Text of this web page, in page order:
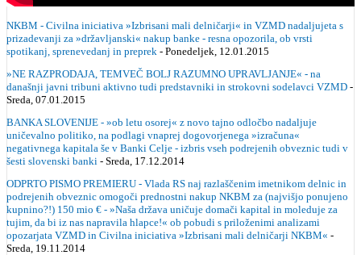
NKBM - Civilna iniciativa »Izbrisani mali delničarji« in VZMD nadaljujeta s
prizadevanji za »državljanski« nakup banke - resna opozorila, ob vrsti
spotikanj, sprenevedanj in preprek - Ponedeljek, 12.01.2015
»NE RAZPRODAJA, TEMVEČ BOLJ RAZUMNO UPRAVLJANJE« - na
današnji javni tribuni aktivno tudi predstavniki in strokovni sodelavci VZMD -
Sreda, 07.01.2015
BANKA SLOVENIJE - »ob letu osorej« z novo tajno odločbo nadaljuje
uničevalno politiko, na podlagi vnaprej dogovorjenega »izračuna«
negativnega kapitala še v Banki Celje - izbris vseh podrejenih obveznic tudi v
šesti slovenski banki - Sreda, 17.12.2014
ODPRTO PISMO PREMIERU - Vlada RS naj razlaščenim imetnikom delnic in
podrejenih obveznic omogoči prednostni nakup NKBM za (najvišjo ponujeno
kupnino?!) 150 mio € - »Naša država uničuje domači kapital in moleduje za
tujim, da bi iz nas napravila hlapce!« ob pobudi s priloženimi analizami
opozarjata VZMD in Civilna iniciativa »Izbrisani mali delničarji NKBM« -
Sreda, 19.11.2014